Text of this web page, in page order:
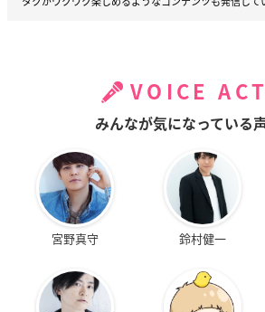
VOICE
みんなが気になっている
宮野真守 鈴村健一